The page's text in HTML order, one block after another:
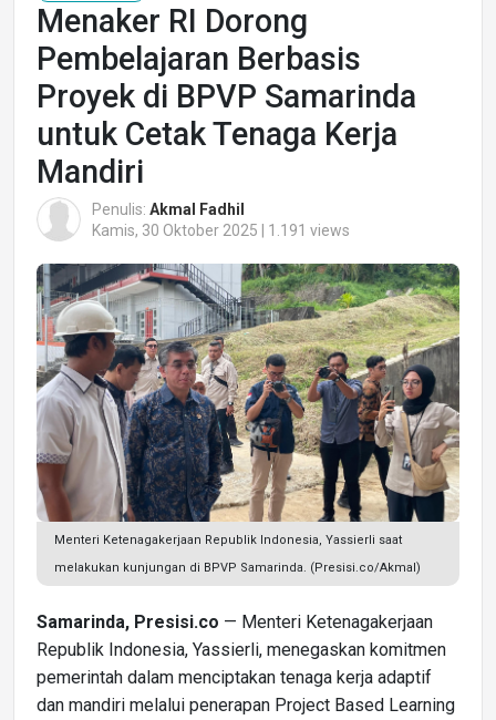
Menaker RI Dorong
Pembelajaran Berbasis
Proyek di BPVP Samarinda
untuk Cetak Tenaga Kerja
Mandiri
Penulis: Akmal Fadhil
Kamis, 30 Oktober 2025 | 1.191 views
Menteri Ketenagakerjaan Republik Indonesia, Yassierli saat
melakukan kunjungan di BPVP Samarinda. (Presisi.co/Akmal)
Samarinda, Presisi.co — Menteri Ketenagakerjaan
Republik Indonesia, Yassierli, menegaskan komitmen
pemerintah dalam menciptakan tenaga kerja adaptif
dan mandiri melalui penerapan Project Based Learning